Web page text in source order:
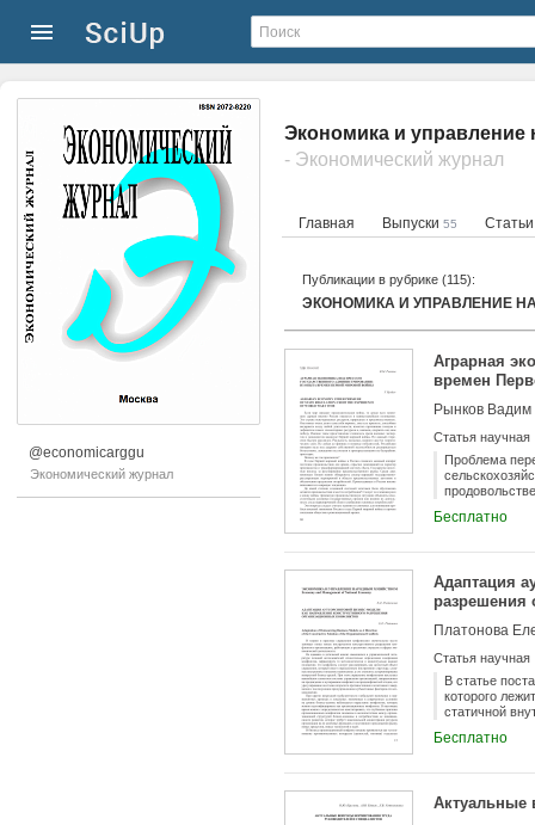
@economicarggu
Экономический журнал
Экономика и
- Экономический журнал
Главная Выпуски 55
Публикации в рубрике (115):
ЭКОНОМИКА И УПРАВЛЕНИЕ
Аграрная
времен
Рынков Вадим
Статья научная
Проблема
процессе
России
государства
нашло опору в
Бесплатно
Адаптация
разрешения
Платонова
Статья научная
В статье
которого
статичной
адаптация
Бесплатно
Актуальные